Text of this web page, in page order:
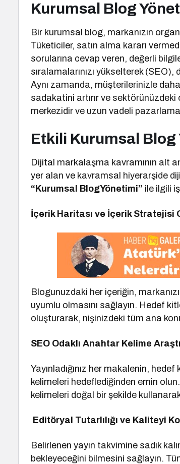
Kurumsal Blog
Bir kurumsal blog, markanızın
Tüketiciler, satın alma kararı
sorularına cevap veren, değerli
sıralamalarınızı yükselterek
Aynı zamanda, müşterilerinizle
sadakatini artırır ve sektörünüzdeki
merkezidir ve uzun vadeli
Etkili Kurumsal Blog
Dijital markalaşma kavramının alt
yer alan ve kavramsal hiyerarşide
“Kurumsal BlogYönetimi” ile ilgili
İçerik Haritası ve İçerik Stratejisi
Blogunuzdaki her içeriğin,
uyumlu olmasını sağlayın. Hedef
oluşturarak, nişinizdeki tüm ana
SEO Odaklı Anahtar Kelime
Yayınladığınız her makalenin,
kelimeleri hedeflediğinden emin
kelimeleri doğal bir şekilde
Editöryal Tutarlılığı ve Kaliteyi
Belirlenen yayın takvimine sadık
bekleyeceğini bilmesini sağlayın.